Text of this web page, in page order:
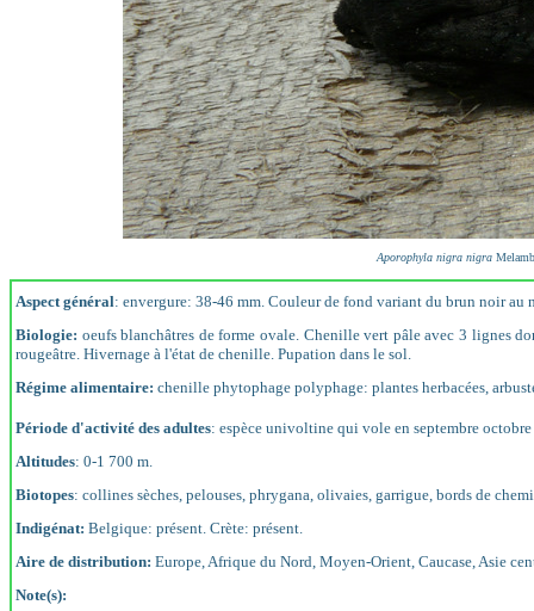
Aporophyla nigra nigra
Aspect général: envergure: 38-46 mm. Couleur de fond variant du brun noir
Biologie: oeufs blanchâtres de forme ovale. Chenille vert pâle avec 3 lignes
rougeâtre. Hivernage à l'état de chenille. Pupation dans le sol.
Régime alimentaire: chenille phytophage polyphage: plantes herbacées,
Période d'activité des adultes: espèce univoltine qui vole en septembre
Altitudes: 0-1 700 m.
Biotopes: collines sèches, pelouses, phrygana, olivaies, garrigue, bords de
Indigénat: Belgique: présent. Crète: présent.
Aire de distribution: Europe, Afrique du Nord, Moyen-Orient, Caucase, Asie
Note(s):